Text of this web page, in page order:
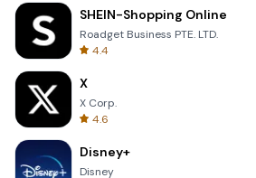
SHEIN-Shopping Online
Roadget Business PTE. LTD.
4.4
X
X Corp.
4.6
Disney+
Disney